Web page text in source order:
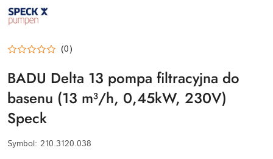
PUMPEN-
LOGO
(0)
BADU Delta 13 pompa filtracyjna do
basenu (13 m³/h, 0,45kW, 230V)
Speck
Symbol: 210.3120.038